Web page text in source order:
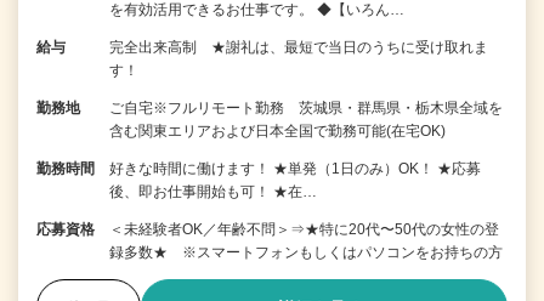
を有効活用できるお仕事です。 ◆【いろん…
給与
完全出来高制 ★謝礼は、最短で当日のうちに受け取れま
す！
勤務地
ご自宅※フルリモート勤務 茨城県・群馬県・栃木県全域を
含む関東エリアおよび日本全国で勤務可能(在宅OK)
勤務時間
好きな時間に働けます！ ★単発（1日のみ）OK！ ★応募
後、即お仕事開始も可！ ★在…
応募資格
＜未経験者OK／年齢不問＞⇒★特に20代〜50代の女性の登
録多数★ ※スマートフォンもしくはパソコンをお持ちの方